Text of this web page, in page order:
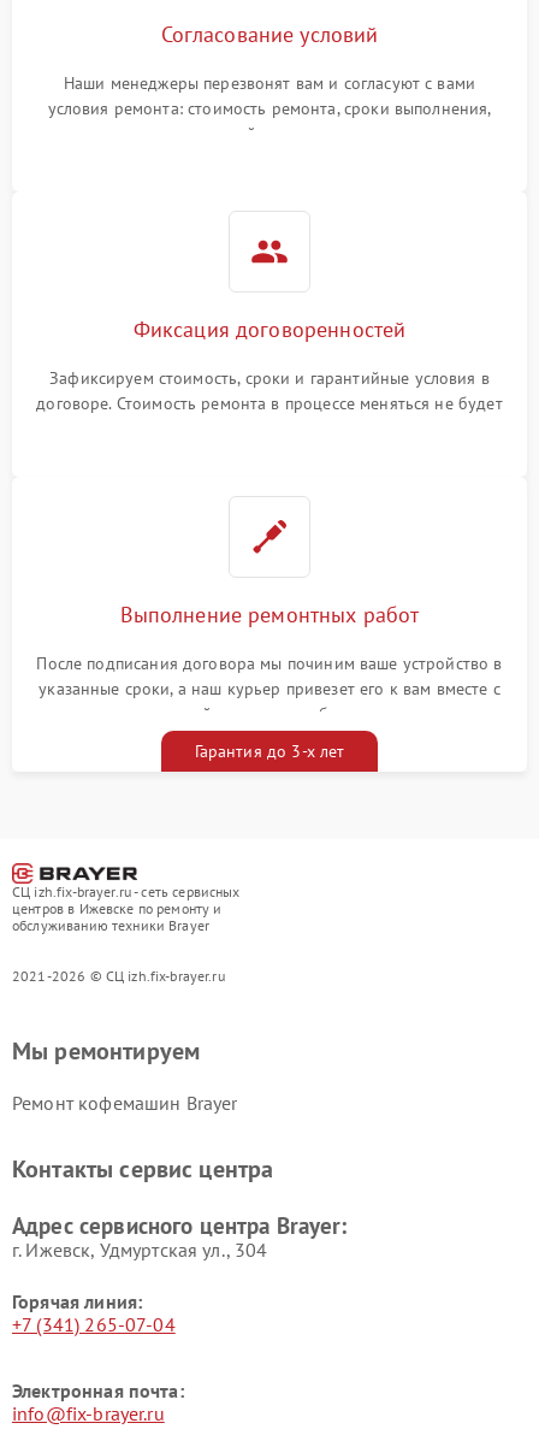
Согласование условий
Наши менеджеры перезвонят вам и согласуют с вами
условия ремонта: стоимость ремонта, сроки выполнения,
гарантийные условия
Фиксация договоренностей
Зафиксируем стоимость, сроки и гарантийные условия в
договоре. Стоимость ремонта в процессе меняться не будет
Выполнение ремонтных работ
После подписания договора мы починим ваше устройство в
указанные сроки, а наш курьер привезет его к вам вместе с
гарантийным талоном бесплатно
Гарантия до 3-х лет
СЦ izh.fix-brayer.ru - сеть сервисных
центров в Ижевске по ремонту и
обслуживанию техники Brayer
2021-2026 © СЦ izh.fix-brayer.ru
Мы ремонтируем
Ремонт кофемашин Brayer
Контакты сервис центра
Адрес сервисного центра Brayer:
г. Ижевск, Удмуртская ул., 304
Горячая линия:
+7 (341) 265-07-04
Электронная почта:
info@fix-brayer.ru